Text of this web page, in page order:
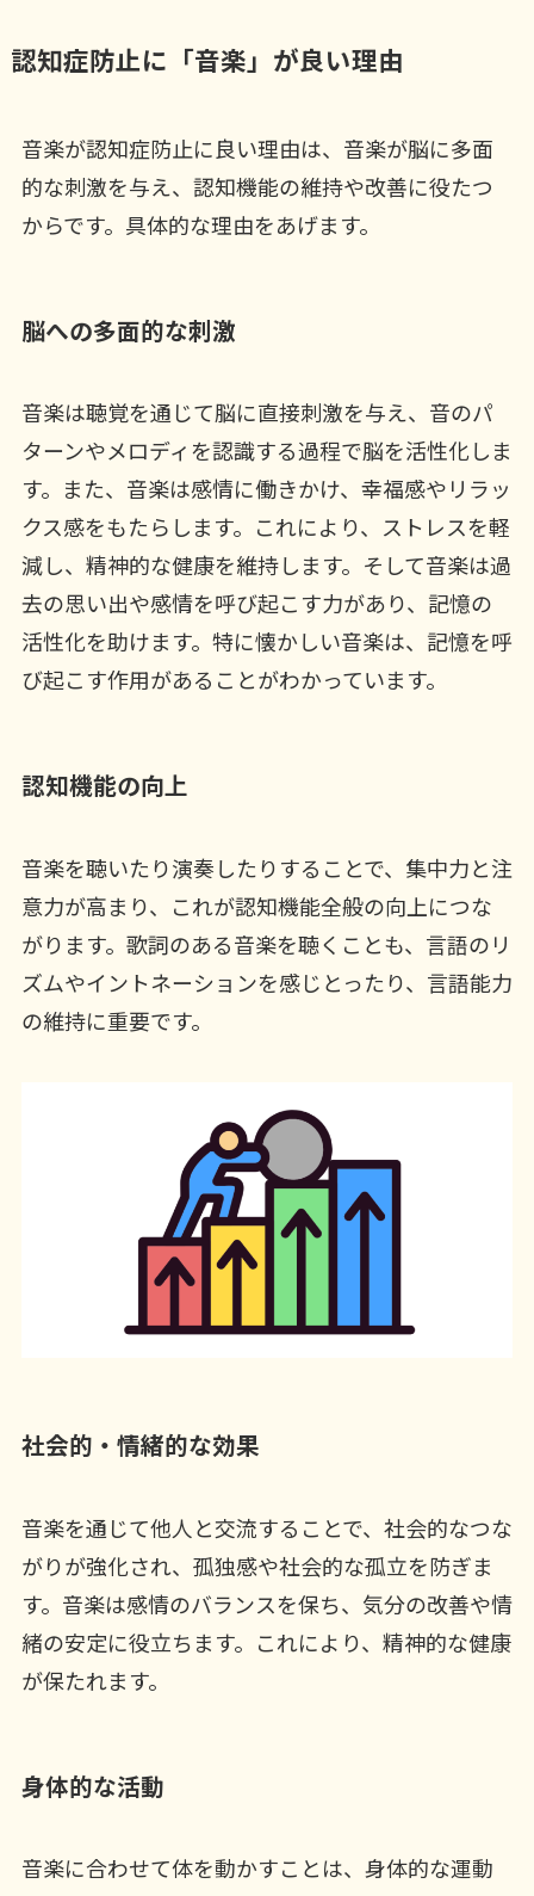
認知症防止に「音楽」が良い理由
音楽が認知症防止に良い理由は、音楽が脳に多面
的な刺激を与え、認知機能の維持や改善に役たつ
からです。具体的な理由をあげます。
脳への多面的な刺激
音楽は聴覚を通じて脳に直接刺激を与え、音のパ
ターンやメロディを認識する過程で脳を活性化しま
す。また、音楽は感情に働きかけ、幸福感やリラッ
クス感をもたらします。これにより、ストレスを軽
減し、精神的な健康を維持します。そして音楽は過
去の思い出や感情を呼び起こす力があり、記憶の
活性化を助けます。特に懐かしい音楽は、記憶を呼
び起こす作用があることがわかっています。
認知機能の向上
音楽を聴いたり演奏したりすることで、集中力と注
意力が高まり、これが認知機能全般の向上につな
がります。歌詞のある音楽を聴くことも、言語のリ
ズムやイントネーションを感じとったり、言語能力
の維持に重要です。
社会的・情緒的な効果
音楽を通じて他人と交流することで、社会的なつな
がりが強化され、孤独感や社会的な孤立を防ぎま
す。音楽は感情のバランスを保ち、気分の改善や情
緒の安定に役立ちます。これにより、精神的な健康
が保たれます。
身体的な活動
音楽に合わせて体を動かすことは、身体的な運動